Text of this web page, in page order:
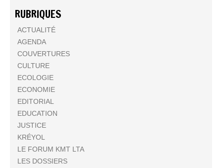
RUBRIQUES
ACTUALITÉ
AGENDA
COUVERTURES
CULTURE
ECOLOGIE
ECONOMIE
EDITORIAL
EDUCATION
JUSTICE
KRÉYOL
LE FORUM KMT LTA
LES DOSSIERS